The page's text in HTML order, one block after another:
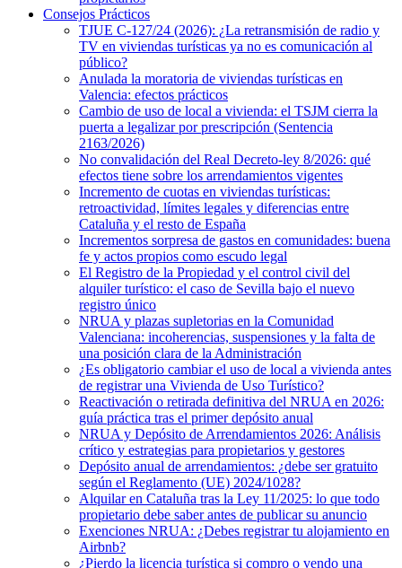
Consejos Prácticos
TJUE C-127/24 (2026): ¿La retransmisión de radio y
TV en viviendas turísticas ya no es comunicación al
público?
Anulada la moratoria de viviendas turísticas en
Valencia: efectos prácticos
Cambio de uso de local a vivienda: el TSJM cierra la
puerta a legalizar por prescripción (Sentencia
2163/2026)
No convalidación del Real Decreto-ley 8/2026: qué
efectos tiene sobre los arrendamientos vigentes
Incremento de cuotas en viviendas turísticas:
retroactividad, límites legales y diferencias entre
Cataluña y el resto de España
Incrementos sorpresa de gastos en comunidades: buena
fe y actos propios como escudo legal
El Registro de la Propiedad y el control civil del
alquiler turístico: el caso de Sevilla bajo el nuevo
registro único
NRUA y plazas supletorias en la Comunidad
Valenciana: incoherencias, suspensiones y la falta de
una posición clara de la Administración
¿Es obligatorio cambiar el uso de local a vivienda antes
de registrar una Vivienda de Uso Turístico?
Reactivación o retirada definitiva del NRUA en 2026:
guía práctica tras el primer depósito anual
NRUA y Depósito de Arrendamientos 2026: Análisis
crítico y estrategias para propietarios y gestores
Depósito anual de arrendamientos: ¿debe ser gratuito
según el Reglamento (UE) 2024/1028?
Alquilar en Cataluña tras la Ley 11/2025: lo que todo
propietario debe saber antes de publicar su anuncio
Exenciones NRUA: ¿Debes registrar tu alojamiento en
Airbnb?
¿Pierdo la licencia turística si compro o vendo una